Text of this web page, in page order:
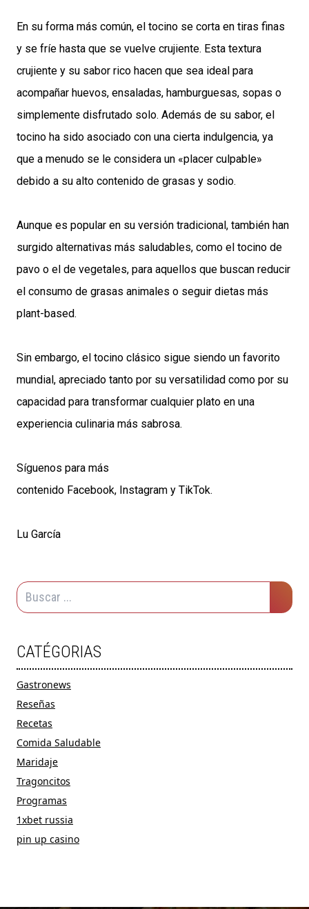
En su forma más común, el tocino se corta en tiras finas
y se fríe hasta que se vuelve crujiente. Esta textura
crujiente y su sabor rico hacen que sea ideal para
acompañar huevos, ensaladas, hamburguesas, sopas o
simplemente disfrutado solo. Además de su sabor, el
tocino ha sido asociado con una cierta indulgencia, ya
que a menudo se le considera un «placer culpable»
debido a su alto contenido de grasas y sodio.
Aunque es popular en su versión tradicional, también han
surgido alternativas más saludables, como el tocino de
pavo o el de vegetales, para aquellos que buscan reducir
el consumo de grasas animales o seguir dietas más
plant-based.
Sin embargo, el tocino clásico sigue siendo un favorito
mundial, apreciado tanto por su versatilidad como por su
capacidad para transformar cualquier plato en una
experiencia culinaria más sabrosa.
Síguenos para más
contenido Facebook, Instagram y TikTok.
Lu García
CATÉGORIAS
Gastronews
Reseñas
Recetas
Comida Saludable
Maridaje
Tragoncitos
Programas
1xbet russia
pin up casino